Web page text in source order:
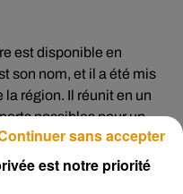
est disponible en
son nom, et il a été mis
région. Il réunit en un
possibles pour un
service, le co-voiturage,
le ferry. Il y aura bien sûr
(même lors
est notre priorité
sans accepter